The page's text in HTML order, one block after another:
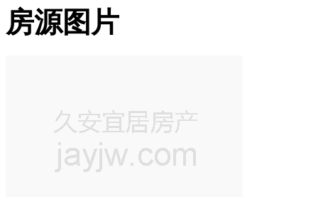
房源图片